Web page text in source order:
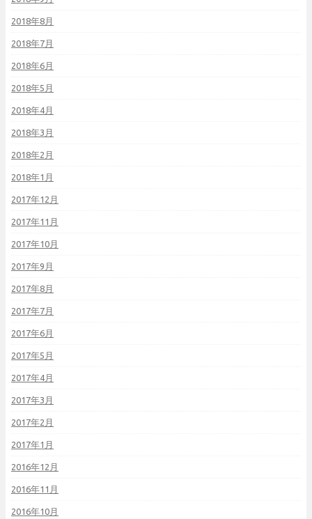
2018年8月
2018年7月
2018年6月
2018年5月
2018年4月
2018年3月
2018年2月
2018年1月
2017年12月
2017年11月
2017年10月
2017年9月
2017年8月
2017年7月
2017年6月
2017年5月
2017年4月
2017年3月
2017年2月
2017年1月
2016年12月
2016年11月
2016年10月